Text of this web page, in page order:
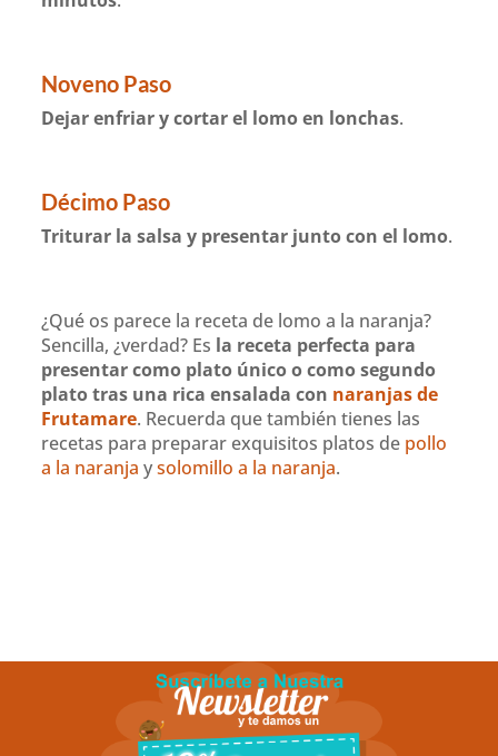
Noveno Paso
Dejar enfriar y cortar el lomo en lonchas.
Décimo Paso
Triturar la salsa y presentar junto con el lomo.
¿Qué os parece la receta de lomo a la naranja?
Sencilla, ¿verdad? Es la receta perfecta para
presentar como plato único o como segundo
plato tras una rica ensalada con naranjas de
Frutamare. Recuerda que también tienes las
recetas para preparar exquisitos platos de pollo
a la naranja ysolomillo a la naranja.